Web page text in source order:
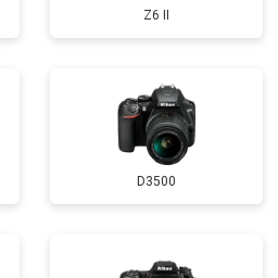
Z6 II
D3500